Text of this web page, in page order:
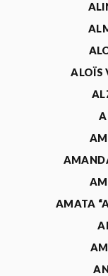
ALOÏS
AMATA